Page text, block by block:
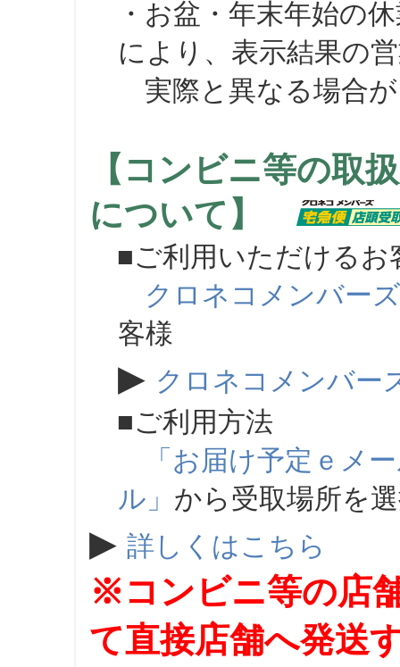
・お盆・年末年始の
により、表示結果の
実際と異なる場合が
【コンビニ等の取
について】
■ご利用いただけるお
クロネコメンバーズ
客様
▶ クロネコメンバー
■ご利用方法
「お届け予定ｅメ
ル」 から受取場所を
▶ 詳しくはこちら
※コンビニ等の店
て直接店舗へ発送